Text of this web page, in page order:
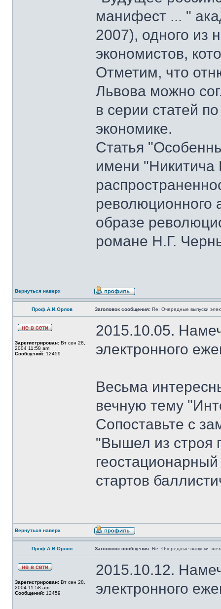
манифест ... "
2007), одного из
экономистов,
Отметим, что
Львова можно
в серии статей
экономике.
Статья
имени "Никитича
революционного
образе
романе Н.Г.
Вернуться наверх
Проф.А.И.Орлов Заголовок сообщения: Re: Очередные выпуски
Зарегистрирован: Вт сен 28,
2004 11:58 am
Сообщений: 12459
2015.10.05.
электронного
Весьма
вечную тему
Сопоставьте с
"Вышел из строя
стартов
Вернуться наверх
Проф.А.И.Орлов Заголовок сообщения: Re: Очередные выпуски
Зарегистрирован: Вт сен 28,
2004 11:58 am
Сообщений: 12459
2015.10.12.
электронного